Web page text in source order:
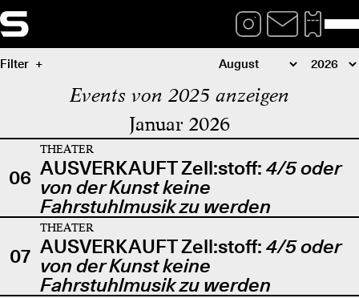
Filter
Events von 2025 anzeigen
Januar 2026
06
THEATER
AUSVERKAUFT Zell:stoff: 4/5 oder
von der Kunst keine
Fahrstuhlmusik zu werden
07
THEATER
AUSVERKAUFT Zell:stoff: 4/5 oder
von der Kunst keine
Fahrstuhlmusik zu werden